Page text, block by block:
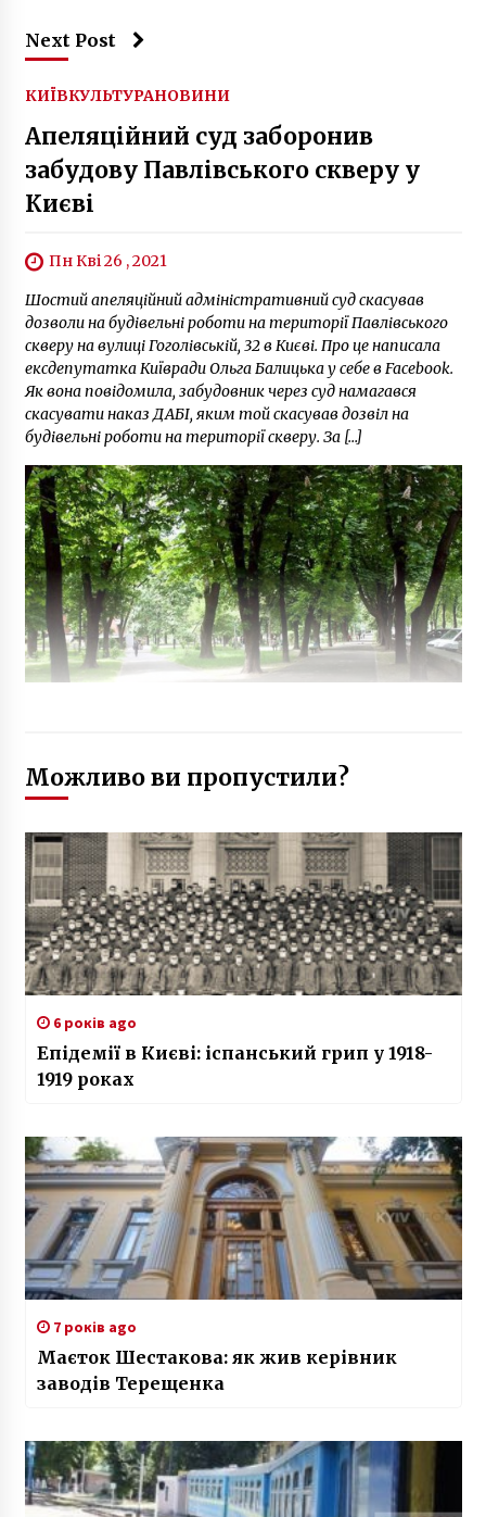
Next Post
КИЇВКУЛЬТУРАНОВИНИ
Апеляційний суд заборонив
забудову Павлівського скверу у
Києві
Пн Кві 26 , 2021
Шостий апеляційний адміністративний суд скасував
дозволи на будівельні роботи на території Павлівського
скверу на вулиці Гоголівській, 32 в Києві. Про це написала
ексдепутатка Київради Ольга Балицька у себе в Facebook.
Як вона повідомила, забудовник через суд намагався
скасувати наказ ДАБІ, яким той скасував дозвіл на
будівельні роботи на території скверу. За […]
Можливо ви пропустили?
6 років ago
Епідемії в Києві: іспанський грип у 1918-
1919 роках
7 років ago
Маєток Шестакова: як жив керівник
заводів Терещенка